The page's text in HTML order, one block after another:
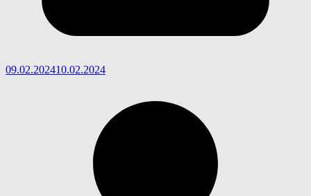
09.02.202410.02.2024